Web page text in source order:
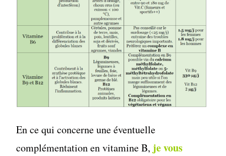
En ce qui concerne une éventuelle
complémentation en vitamine B, je vous